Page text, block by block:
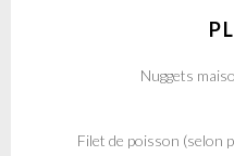
Nuggets
Filet de poisson (selon